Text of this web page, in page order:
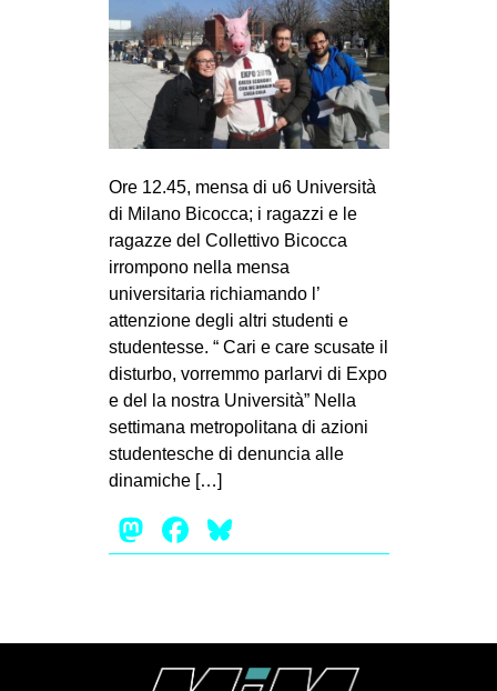
AMERICHE
ESTREMO ORIENTE
EUROPA
MEDIO ORIENTE
MONDO
EVENTI
in
Fb
tw
bsky
Ore 12.45, mensa di u6 Università
di Milano Bicocca; i ragazzi e le
ragazze del Collettivo Bicocca
irrompono nella mensa
universitaria richiamando l’
attenzione degli altri studenti e
studentesse. “ Cari e care scusate il
disturbo, vorremmo parlarvi di Expo
e del la nostra Università” Nella
settimana metropolitana di azioni
studentesche di denuncia alle
dinamiche […]
Mastodon
Facebook